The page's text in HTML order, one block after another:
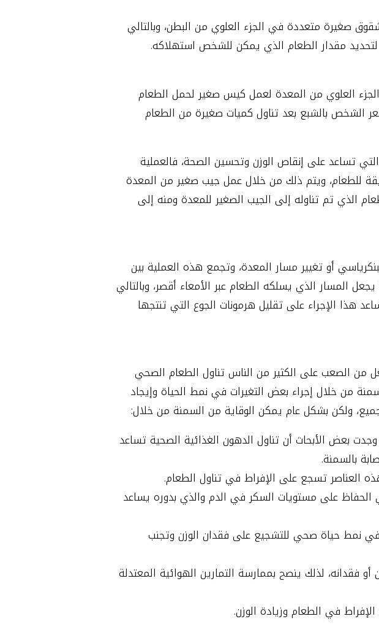
صغيرة متعددة في الجزء العلوي من البطن، وبالتالي
العلوي من المعدة لعمل كيس صغير لحمل الطعام
الشخص بالشبع بعد تناول كميات صغيرة من الطعام
تساعد على إنقاص الوزن وتحسين الصحة، فالعملية
للطعام، ويتم ذلك من خلال عمل جيب صغير من المعدة
الذي تم تناوله إلى الجيب الصغير للمعدة ومنه إلى
أو تغيير مسار المعدة، وتجمع هذه العملية بين
المسار الذي يسلكه الطعام عبر الأمعاء أقصر، وبالتالي
الإجراء على تقليل هرمونات الجوع التي تنتجها
من الصعب على الكثير من الناس تناول الطعام الصحي
من خلال إجراء بعض التغيرات في نمط الحياة وإيجاد
ولكن بشكل عام يمكن الوقاية من السمنة من خلال:
بعض الأبحاث أن تناول الدهون الغذائية الصحية تساعد
بالسمنة.
العناصر تسجع على الإفراط في تناول الطعام.
على مستويات السكر في الدم والذي بدوره يساعد
نمط حياة صحي للتشجيع على فقدان الوزن وتجنب
فقدانه، لذلك ينصح بممارسة التمارين الهوائية المعتدلة
في الطعام وزيادة الوزن.